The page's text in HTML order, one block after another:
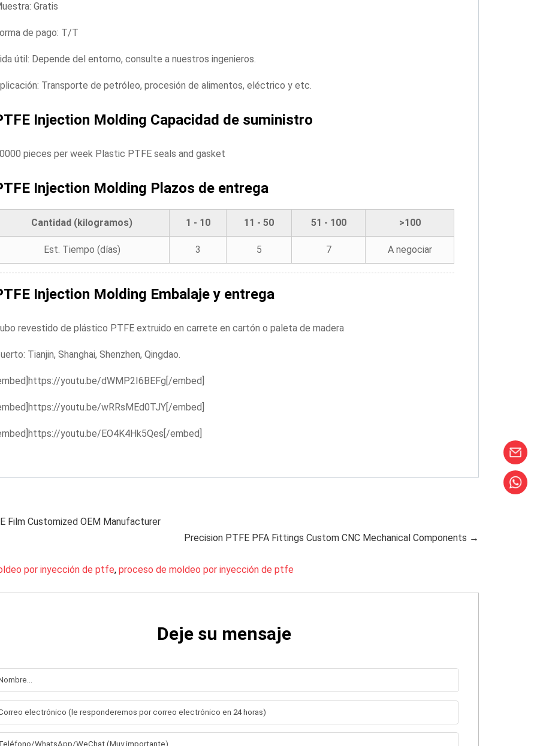
Gratis
de pago: T/T
útil: Depende del entorno, consulte a nuestros ingenieros.
Transporte de petróleo, procesión de alimentos, eléctrico y etc.
Injection Molding Capacidad de suministro
pieces per week Plastic PTFE seals and gasket
Injection Molding Plazos de entrega
Cantidad (kilogramos) 1 - 10 11 - 50 51 - 100 >100
Est. Tiempo (días) 3 5 7 A negociar
Injection Molding Embalaje y entrega
revestido de plástico PTFE extruido en carrete en cartón o paleta de madera
Tianjin, Shanghai, Shenzhen, Qingdao.
youtu.be/dWMP2I6BEFg[/embed]
youtu.be/wRRsMEd0TJY[/embed]
youtu.be/EO4K4Hk5Qes[/embed]
Film Customized OEM Manufacturer
Precision PTFE PFA Fittings Custom CNC Mechanical Components →
por inyección de ptfe, proceso de moldeo por inyección de ptfe
Deje su mensaje